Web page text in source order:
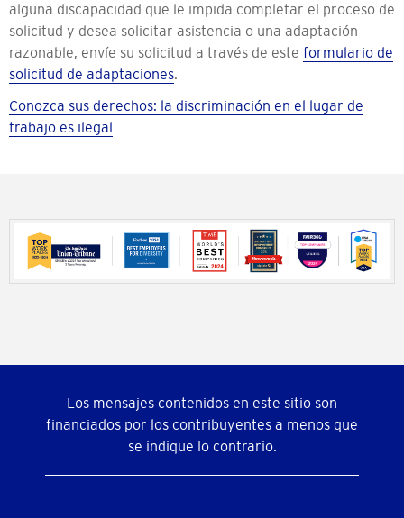
alguna discapacidad que le impida completar el proceso de
solicitud y desea solicitar asistencia o una adaptación
razonable, envíe su solicitud a través de este formulario de
solicitud de adaptaciones.
Conozca sus derechos: la discriminación en el lugar de
trabajo es ilegal
Los mensajes contenidos en este sitio son
financiados por los contribuyentes a menos que
se indique lo contrario.